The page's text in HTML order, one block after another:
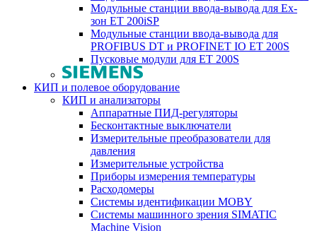
Модульные станции ввода-вывода для Ex-
зон ET 200iSP
Модульные станции ввода-вывода для
PROFIBUS DT и PROFINET IO ET 200S
Пусковые модули для ET 200S
КИП и полевое оборудование
КИП и анализаторы
Аппаратные ПИД-регуляторы
Бесконтактные выключатели
Измерительные преобразователи для
давления
Измерительные устройства
Приборы измерения температуры
Расходомеры
Системы идентификации MOBY
Системы машинного зрения SIMATIC
Machine Vision